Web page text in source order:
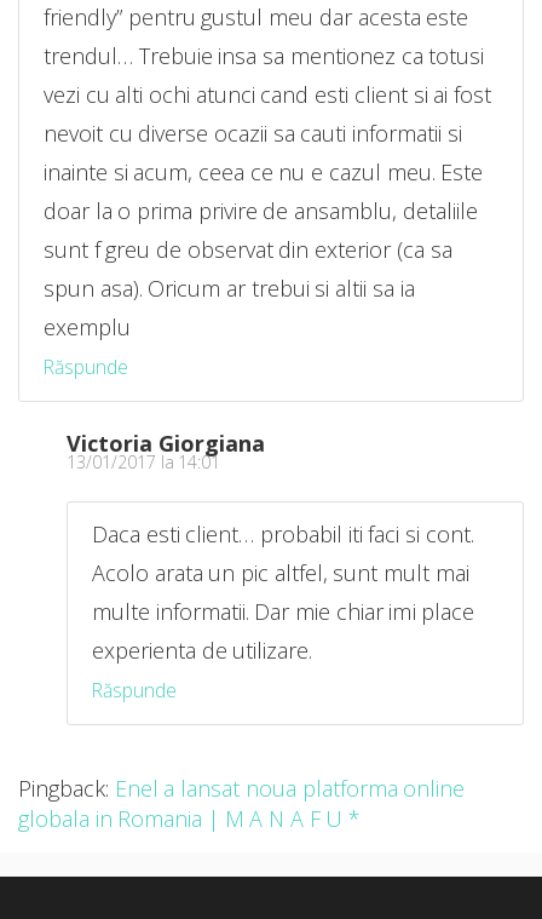
friendly” pentru gustul meu dar acesta este
trendul… Trebuie insa sa mentionez ca totusi
vezi cu alti ochi atunci cand esti client si ai fost
nevoit cu diverse ocazii sa cauti informatii si
inainte si acum, ceea ce nu e cazul meu. Este
doar la o prima privire de ansamblu, detaliile
sunt f greu de observat din exterior (ca sa
spun asa). Oricum ar trebui si altii sa ia
exemplu
Răspunde
Victoria Giorgiana
13/01/2017 la 14:01
Daca esti client… probabil iti faci si cont.
Acolo arata un pic altfel, sunt mult mai
multe informatii. Dar mie chiar imi place
experienta de utilizare.
Răspunde
Pingback: Enel a lansat noua platforma online
globala in Romania | M A N A F U *